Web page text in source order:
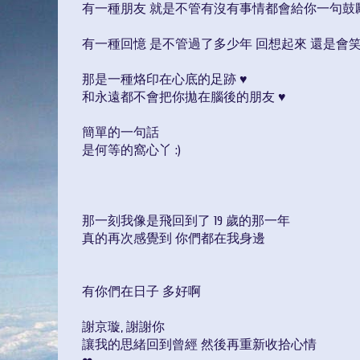
有一種朋友 就是不管有沒有事情都會給你一句鼓
有一種回憶 是不管過了多少年 回想起來 還是會
那是一種烙印在心底的足跡 ♥
和永遠都不會把你拋在腦後的朋友 ♥
簡單的一句話
是何等的窩心丫 :)
那一刻我像是飛回到了 19 歲的那一年
真的再次感覺到 你們都在我身邊
有你們在日子 多好啊
謝京璇, 謝謝你
讓我的思緒回到曾經 然後再重新收拾心情